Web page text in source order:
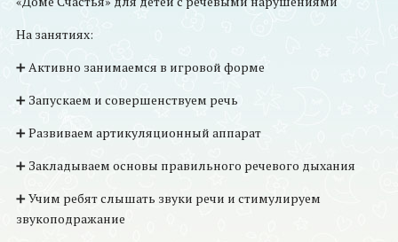
На занятиях:
➕ Активно занимаемся в игровой форме
➕ Запускаем и совершенствуем речь
➕ Развиваем артикуляционный аппарат
➕ Закладываем основы правильного речевого дыхания
➕ Учим ребят слышать звуки речи и стимулируем
звукоподражание